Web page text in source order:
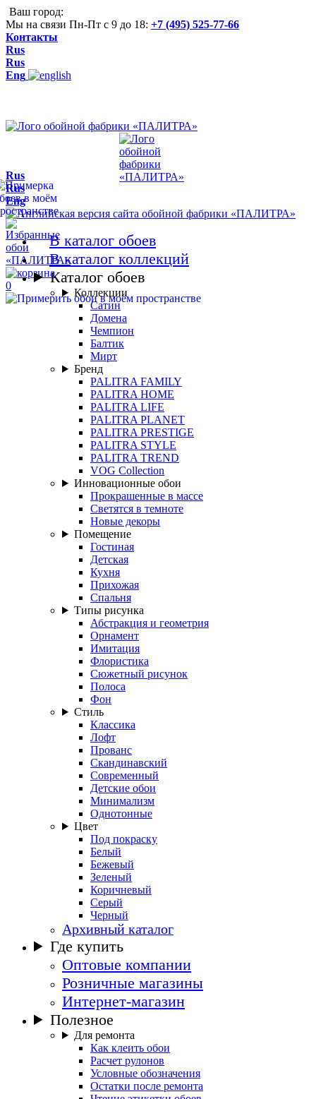
Ваш город:
Мы на связи Пн-Пт с 9 до 18: +7 (495) 525-77-66
Контакты
Rus
Rus
Eng
0
Rus
Rus
Eng
В каталог обоев
В каталог коллекций
Каталог обоев
Коллекции
Сатин
Домена
Чемпион
Балтик
Мирт
Бренд
PALITRA FAMILY
PALITRA HOME
PALITRA LIFE
PALITRA PLANET
PALITRA PRESTIGE
PALITRA STYLE
PALITRA TREND
VOG Collection
Инновационные обои
Прокрашенные в массе
Светятся в темноте
Новые декоры
Помещение
Гостиная
Детская
Кухня
Прихожая
Спальня
Типы рисунка
Абстракция и геометрия
Орнамент
Имитация
Флористика
Сюжетный рисунок
Полоса
Фон
Стиль
Классика
Лофт
Прованс
Скандинавский
Современный
Детские обои
Минимализм
Однотонные
Цвет
Под покраску
Белый
Бежевый
Зеленый
Коричневый
Серый
Черный
Архивный каталог
Где купить
Оптовые компании
Розничные магазины
Интернет-магазин
Полезное
Для ремонта
Как клеить обои
Расчет рулонов
Условные обозначения
Остатки после ремонта